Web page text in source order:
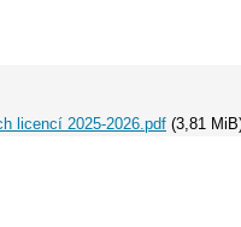
licencí 2025-2026.pdf (3,81